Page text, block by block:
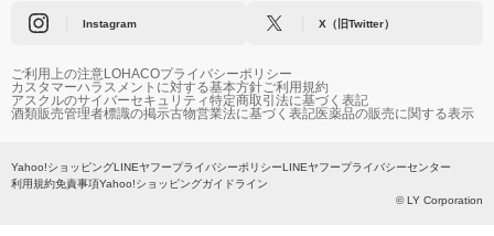
Instagram X（旧Twitter）
ご利用上の注意LOHACOプライバシーポリシー
カスタマーハラスメントに対する基本方針ご利用規約
アスクルのサイバーセキュリティ特定商取引法に基づく表記
酒類販売管理者標識の掲示古物営業法に基づく表記医薬品の販売に関する表示
Yahoo!ショッピングLINEヤフープライバシーポリシーLINEヤフープライバシーセンター
利用規約免責事項Yahoo!ショッピングガイドライン
© LY Corporation